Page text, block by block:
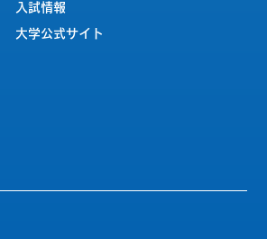
入試情報
大学公式サイト